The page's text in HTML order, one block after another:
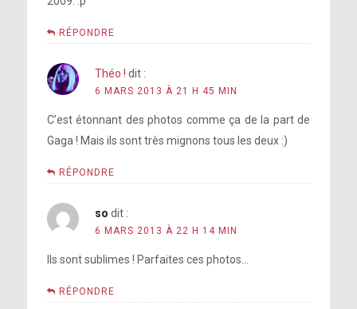
RÉPONDRE
Théo ! dit :
6 MARS 2013 À 21 H 45 MIN
C’est étonnant des photos comme ça de la part de
Gaga ! Mais ils sont très mignons tous les deux :)
RÉPONDRE
so dit :
6 MARS 2013 À 22 H 14 MIN
Ils sont sublimes ! Parfaites ces photos…
RÉPONDRE